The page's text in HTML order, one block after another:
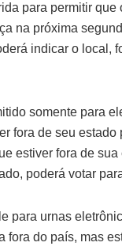
para permitir
na próxima
indicar o local,
somente para
fora de seu
estiver fora de
poderá votar
para urnas
fora do país, mas